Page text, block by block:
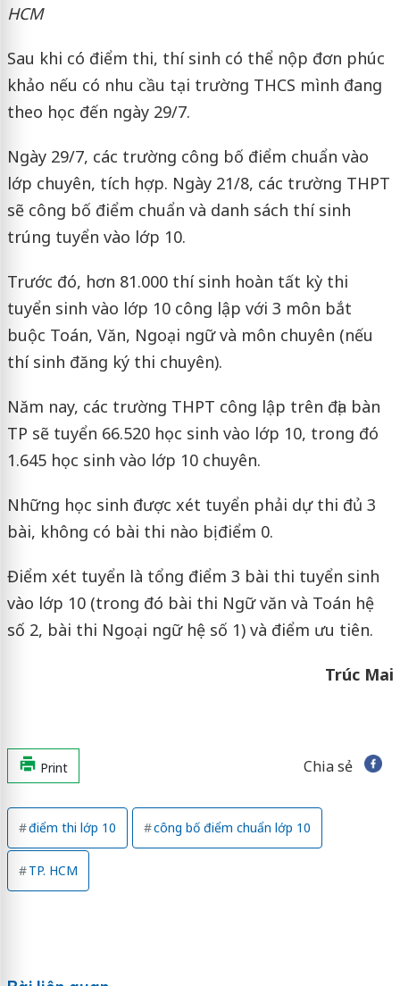
HCM
Sau khi có điểm thi, thí sinh có thể nộp đơn phúc
khảo nếu có nhu cầu tại trường THCS mình đang
theo học đến ngày 29/7.
Ngày 29/7, các trường công bố điểm chuẩn vào
lớp chuyên, tích hợp. Ngày 21/8, các trường THPT
sẽ công bố điểm chuẩn và danh sách thí sinh
trúng tuyển vào lớp 10.
Trước đó, hơn 81.000 thí sinh hoàn tất kỳ thi
tuyển sinh vào lớp 10 công lập với 3 môn bắt
buộc Toán, Văn, Ngoại ngữ và môn chuyên (nếu
thí sinh đăng ký thi chuyên).
Năm nay, các trường THPT công lập trên địa bàn
TP sẽ tuyển 66.520 học sinh vào lớp 10, trong đó
1.645 học sinh vào lớp 10 chuyên.
Những học sinh được xét tuyển phải dự thi đủ 3
bài, không có bài thi nào bị điểm 0.
Điểm xét tuyển là tổng điểm 3 bài thi tuyển sinh
vào lớp 10 (trong đó bài thi Ngữ văn và Toán hệ
số 2, bài thi Ngoại ngữ hệ số 1) và điểm ưu tiên.
Trúc Mai
Print Chia sẻ
điểm thi lớp 10 công bố điểm chuẩn lớp 10
TP. HCM